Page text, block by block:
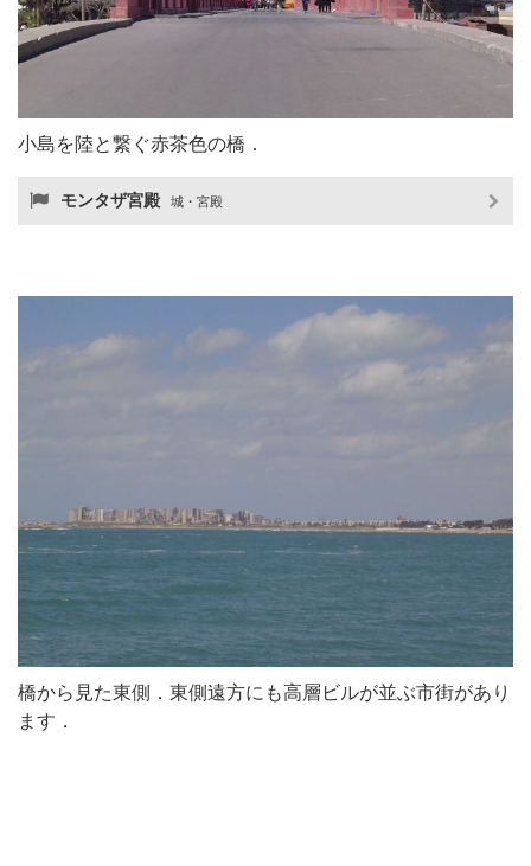
小島を陸と繋ぐ赤茶色の橋．
モンタザ宮殿 城・宮殿
橋から見た東側．東側遠方にも高層ビルが並ぶ市街があり
ます．